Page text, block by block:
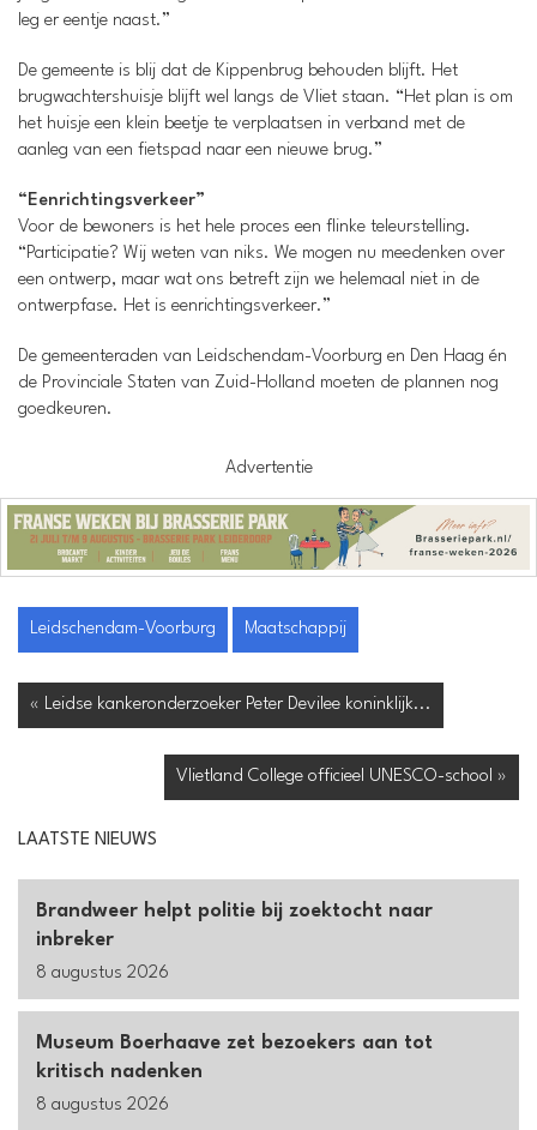
leg er eentje naast.”
De gemeente is blij dat de Kippenbrug behouden blijft. Het
brugwachtershuisje blijft wel langs de Vliet staan. “Het plan is om
het huisje een klein beetje te verplaatsen in verband met de
aanleg van een fietspad naar een nieuwe brug.”
“Eenrichtingsverkeer”
Voor de bewoners is het hele proces een flinke teleurstelling.
“Participatie? Wij weten van niks. We mogen nu meedenken over
een ontwerp, maar wat ons betreft zijn we helemaal niet in de
ontwerpfase. Het is eenrichtingsverkeer.”
De gemeenteraden van Leidschendam-Voorburg en Den Haag én
de Provinciale Staten van Zuid-Holland moeten de plannen nog
goedkeuren.
Advertentie
Leidschendam-Voorburg Maatschappij
« Leidse kankeronderzoeker Peter Devilee koninklijk...
Vlietland College officieel UNESCO-school »
LAATSTE NIEUWS
Brandweer helpt politie bij zoektocht naar
inbreker
8 augustus 2026
Museum Boerhaave zet bezoekers aan tot
kritisch nadenken
8 augustus 2026